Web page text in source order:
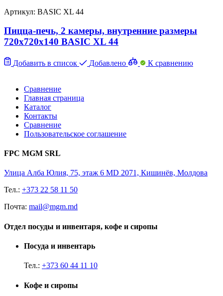
Артикул: BASIC XL 44
Пицца-печь, 2 камеры, внутренние размеры
720x720x140 BASIC XL 44
Добавить в список Добавлено К сравнению
Сравнение
Главная страница
Каталог
Контакты
Сравнение
Пользовательское соглашение
FPC MGM SRL
Улица Алба Юлия, 75, этаж 6 MD 2071, Кишинёв, Молдова
Тел.: +373 22 58 11 50
Почта: mail@mgm.md
Отдел посуды и инвентаря, кофе и сиропы
Посуда и инвентарь
Тел.: +373 60 44 11 10
Кофе и сиропы